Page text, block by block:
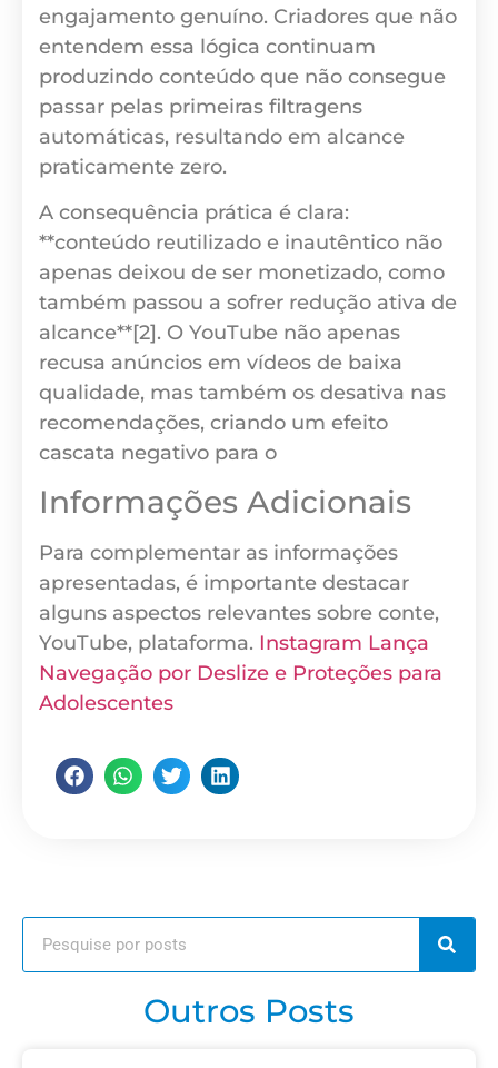
engajamento genuíno. Criadores que não
entendem essa lógica continuam
produzindo conteúdo que não consegue
passar pelas primeiras filtragens
automáticas, resultando em alcance
praticamente zero.
A consequência prática é clara:
**conteúdo reutilizado e inautêntico não
apenas deixou de ser monetizado, como
também passou a sofrer redução ativa de
alcance**[2]. O YouTube não apenas
recusa anúncios em vídeos de baixa
qualidade, mas também os desativa nas
recomendações, criando um efeito
cascata negativo para o
Informações Adicionais
Para complementar as informações
apresentadas, é importante destacar
alguns aspectos relevantes sobre conte,
YouTube, plataforma. Instagram Lança
Navegação por Deslize e Proteções para
Adolescentes
Outros Posts